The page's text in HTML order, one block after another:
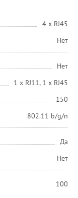
4 x RJ45
Нет
Нет
1 x RJ11, 1 x RJ45
150
802.11 b/g/n
Да
Нет
100